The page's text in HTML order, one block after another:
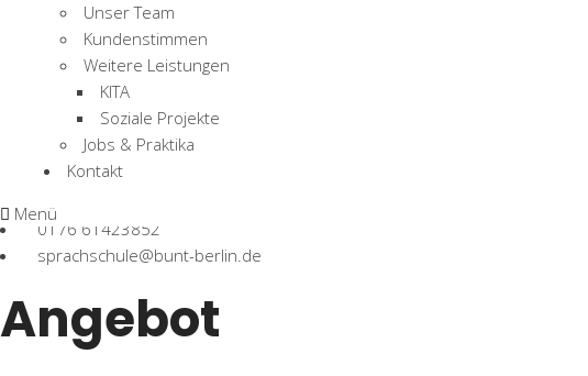
Unser Team
Kundenstimmen
Weitere Leistungen
KITA
Soziale Projekte
Jobs & Praktika
Kontakt
Menü
Kontakt
0176 61423852
sprachschule@bunt-berlin.de
Angebot